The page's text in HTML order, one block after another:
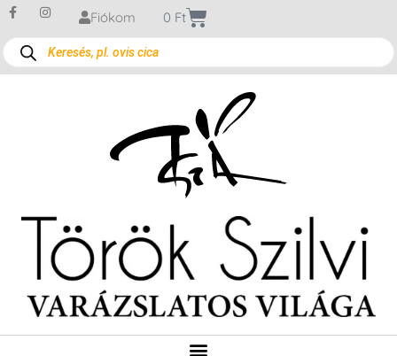
Fiókom 0 Ft